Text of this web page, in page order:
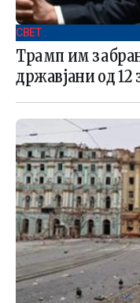
СВЕТ .
Трамп им
државјани од 12